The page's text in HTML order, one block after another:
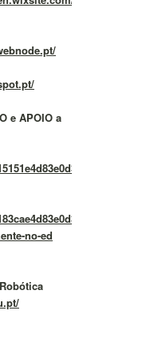
e APOIO a
vertical-
vertical-
no-ed